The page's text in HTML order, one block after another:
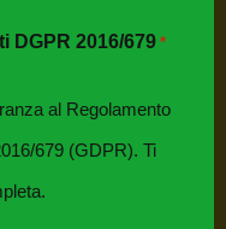
dei tuoi dati
Dati DGPR
DGPR 2016/679 *
al Regolamento
679 (GDPR). Ti